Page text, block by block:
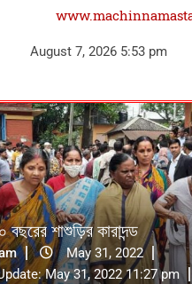
August 7, 2026 5:53 pm
শাশুড়ির কারাদন্ড
May 31, 2022
May 31, 2022 11:27 pm